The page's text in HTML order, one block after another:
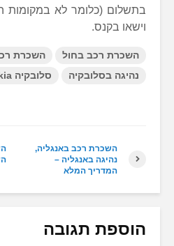
בתשלום (כלומר לא במקומות
וישאו בקנס.
השכרת רכב בחול
השכרת
נהיגה בסלובקיה
סלובקיה Slovakia
השכרת רכב באנגליה,
נהיגה באנגליה –
המדריך המלא
הוספת תגובה